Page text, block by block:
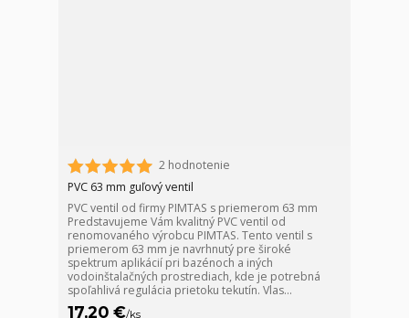
2 hodnotenie
PVC 63 mm guľový ventil
PVC ventil od firmy PIMTAS s priemerom 63 mm
Predstavujeme Vám kvalitný PVC ventil od
renomovaného výrobcu PIMTAS. Tento ventil s
priemerom 63 mm je navrhnutý pre široké
spektrum aplikácií pri bazénoch a iných
vodoinštalačných prostrediach, kde je potrebná
spoľahlivá regulácia prietoku tekutín. Vlas...
17,20 €/ks